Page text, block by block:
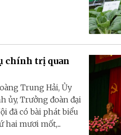
chính trị quan
Trung Hải, Ủy
ủy, Trưởng đoàn đại
đã có bài phát biểu
mươi mốt,...